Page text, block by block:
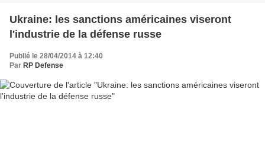
Ukraine: les sanctions américaines viseront
l'industrie de la défense russe
Publié le 28/04/2014 à 12:40
Par RP Defense